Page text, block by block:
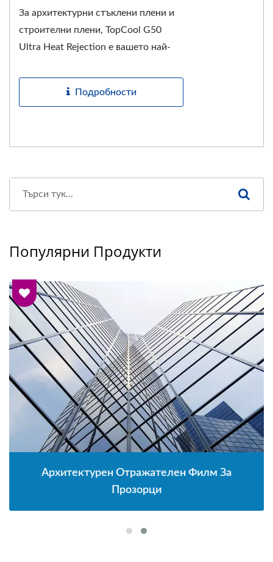
За архитектурни стъклени плени и
строителни плени, TopCool G50
Ultra Heat Rejection е вашето най-
Подробности
Популярни Продукти
Архитектурен Отражателен Филм За
Прозорци